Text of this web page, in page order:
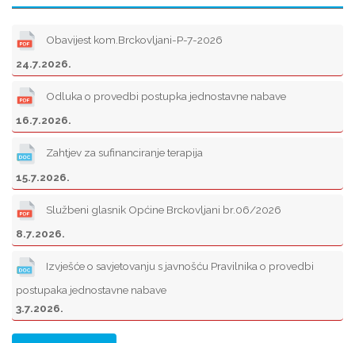
Obavijest kom.Brckovljani-P-7-2026
24.7.2026.
Odluka o provedbi postupka jednostavne nabave
16.7.2026.
Zahtjev za sufinanciranje terapija
15.7.2026.
Službeni glasnik Općine Brckovljani br.06/2026
8.7.2026.
Izvješće o savjetovanju s javnošću Pravilnika o provedbi
postupaka jednostavne nabave
3.7.2026.